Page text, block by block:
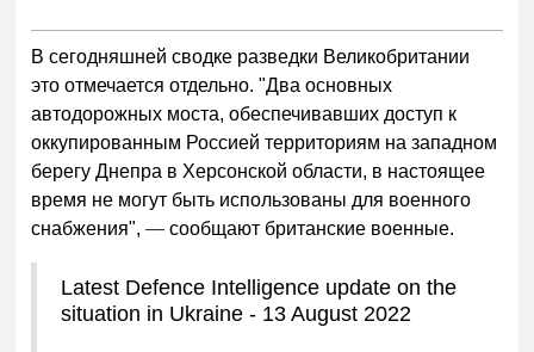
В сегодняшней сводке разведки Великобритании
это отмечается отдельно. "Два основных
автодорожных моста, обеспечивавших доступ к
оккупированным Россией территориям на западном
берегу Днепра в Херсонской области, в настоящее
время не могут быть использованы для военного
снабжения",— сообщают британские военные.
Latest Defence Intelligence update on the
situation in Ukraine - 13 August 2022